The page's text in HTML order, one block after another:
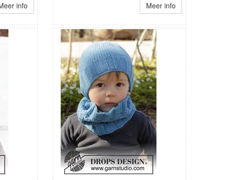
info Meer info